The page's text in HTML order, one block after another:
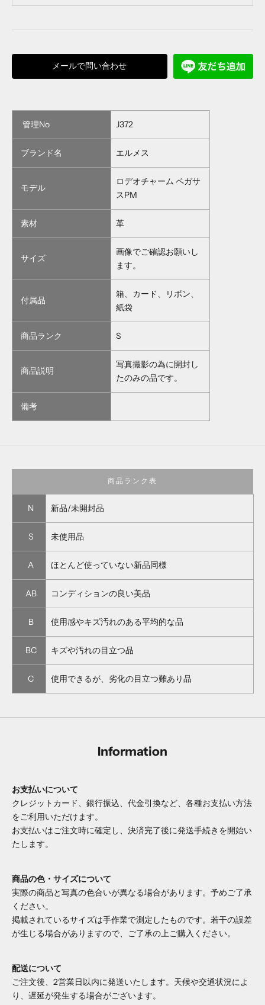
メールで問い合わせ
管理No J372
ブランド名 エルメス
モデル
ロデオチャーム ペガサ
スPM
素材 革
サイズ
画像でご確認お願いし
ます。
付属品
箱、カード、リボン、
紙袋
商品ランク S
商品説明
写真撮影の為に開封し
たのみの品です。
備考
商品ランク表
N 新品/未開封品
S 未使用品
A ほとんど使っていない新品同様
AB コンディションの良い美品
B 使用感やキズ汚れのある平均的な品
BC キズや汚れの目立つ品
C 使用できるが、劣化の目立つ難あり品
Information
お支払いについて
クレジットカード、銀行振込、代金引換など、各種お支払い方法
をご利用いただけます。
お支払いはご注文時に確定し、決済完了後に発送手続きを開始い
たします。
商品の色・サイズについて
実際の商品と写真の色合いが異なる場合があります。予めご了承
ください。
掲載されているサイズは手作業で測定したものです。若干の誤差
が生じる場合がありますので、ご了承の上ご購入ください。
配送について
ご注文後、2営業日以内に発送いたします。天候や交通状況によ
り、遅延が発生する場合がございます。